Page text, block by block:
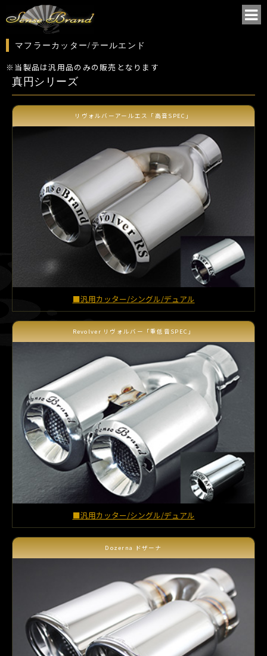
マフラーカッター/テールエンド
※当製品は汎用品のみの販売となります
真円シリーズ
リヴォルバーアールエス「高音SPEC」
■汎用カッター/シングル/デュアル
Revolver リヴォルバー「重低音SPEC」
■汎用カッター/シングル/デュアル
Dozerna ドザーナ